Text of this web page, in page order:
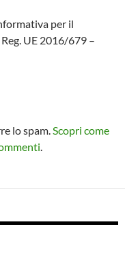
per il
UE 2016/679 –
lo spam.Scopri come
.